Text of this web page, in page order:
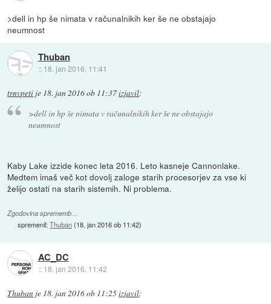
>dell in hp še nimata v računalnikih ker še ne obstajajo
neumnost
Thuban
:: 18. jan 2016, 11:41
trnvpeti je 18. jan 2016 ob 11:37izjavil:
>dell in hp še nimata v računalnikih ker še ne obstajajo
neumnost
Kaby Lake izzide konec leta 2016. Leto kasneje Cannonlake.
Medtem imaš več kot dovolj zaloge starih procesorjev za vse ki
želijo ostati na starih sistemih. Ni problema.
Zgodovina sprememb…
spremenil:Thuban(18. jan 2016 ob 11:42)
AC_DC
:: 18. jan 2016, 11:42
Thuban je 18. jan 2016 ob 11:25izjavil: